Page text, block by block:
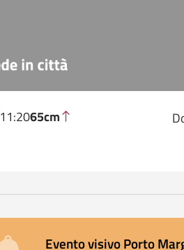
11:2065cm
Evento visivo Porto